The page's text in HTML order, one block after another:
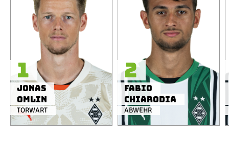
TORWART
Jonas
Omlin
1
ABWEHR
Fabio
Chiarodia
2